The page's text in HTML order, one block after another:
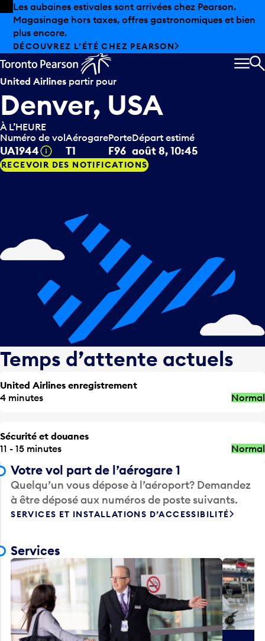
Skip to offers
Passer au contenu principal
Les aubaines estivales sont arrivées chez Pearson.
Magasinage hors taxes, offres gastronomiques et bien
plus encore.
DÉCOUVREZ L’ÉTÉ CHEZ PEARSON
United Airlines partir pour
Denver, USA
À L’HEURE
Numéro de vol
UA1944 Infobulle
Aérogare
T1
Porte
F96
Départ estimé
août 8, 10:45
RECEVOIR DES NOTIFICATIONS
Temps d’attente actuels
United Airlines enregistrement
4 minutes
Normal
Sécurité et douanes
11 - 15 minutes
Normal
Votre vol part de l’aérogare 1
Quelqu’un vous dépose à l’aéroport? Demandez
à être déposé aux numéros de poste suivants.
SERVICES ET INSTALLATIONS D’ACCESSIBILITÉ
Services